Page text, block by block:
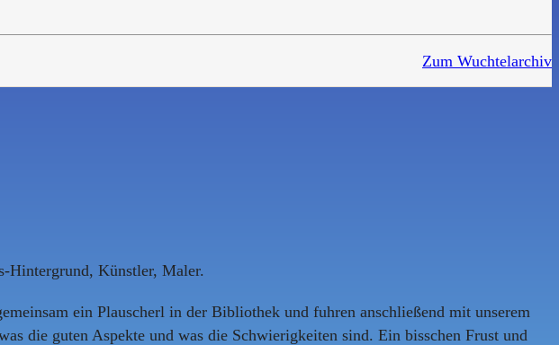
Zum Wuchtelarchiv
Hintergrund, Künstler, Maler.
ein Plauscherl in der Bibliothek und fuhren anschließend mit unserem
die guten Aspekte und was die Schwierigkeiten sind. Ein bisschen Frust und